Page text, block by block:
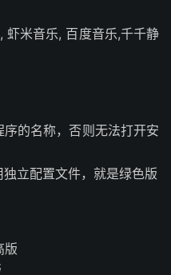
虾米音乐, 百度音乐,千千静
的名称，否则无法打开安
立配置文件，就是绿色版
版